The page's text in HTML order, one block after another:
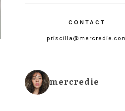
CONTACT
mercredie